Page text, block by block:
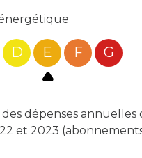
D E F G
dépenses
et 2023